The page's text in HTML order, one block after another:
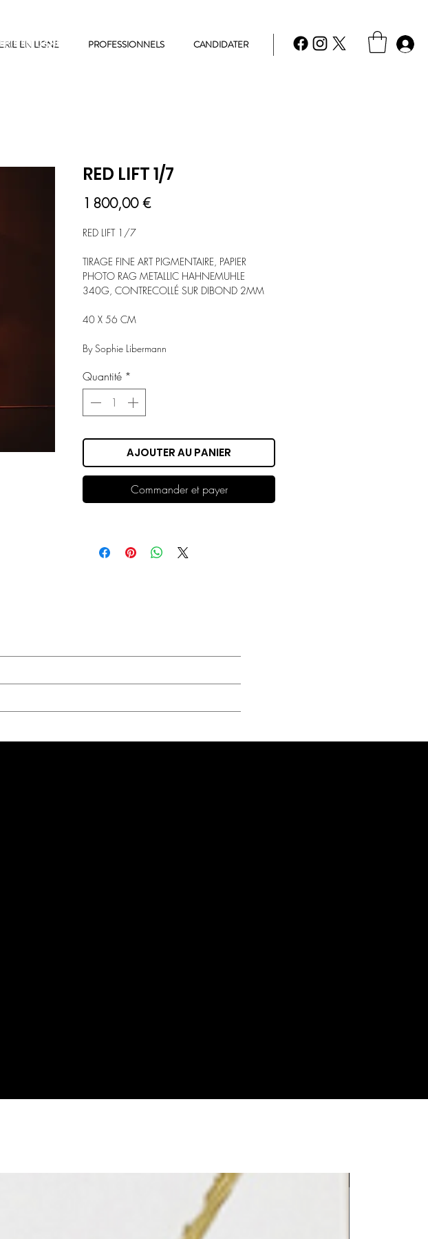
EN LIGNE PROFESSIONNELS CANDIDATER
EN LIGNE
RED LIFT 1/7
1 800,00 €Prix
RED LIFT 1/7
TIRAGE FINE ART PIGMENTAIRE, PAPIER
PHOTO RAG METALLIC HAHNEMUHLE
340G, CONTRECOLLÉ SUR DIBOND 2MM
40 X 56 CM
By Sophie Libermann
Quantité *
AJOUTER AU PANIER
Commander et payer